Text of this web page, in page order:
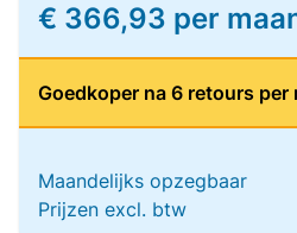
€ 366,93 per
Goedkoper na 6 retours per
Maandelijks opzegbaar
Prijzen excl. btw